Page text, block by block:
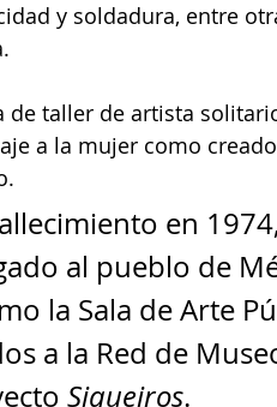
y soldadura, entre
de taller de artista
a la mujer como
en
al pueblo de
la Sala de Arte
a la Red de
Siqueiros.